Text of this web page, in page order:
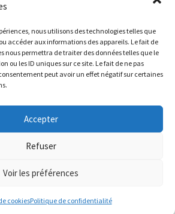
nous utilisons des technologies telles que
accéder aux informations des appareils. Le fait de
nous permettra de traiter des données telles que le
ou les ID uniques sur ce site. Le fait de ne pas
peut avoir un effet négatif sur certaines
Accepter
Refuser
Voir les préférences
cookiesPolitique de confidentialité